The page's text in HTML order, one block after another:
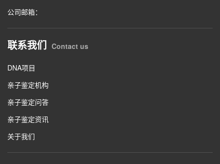
公司邮箱：
联系我们 Contact us
DNA项目
亲子鉴定机构
亲子鉴定问答
亲子鉴定资讯
关于我们